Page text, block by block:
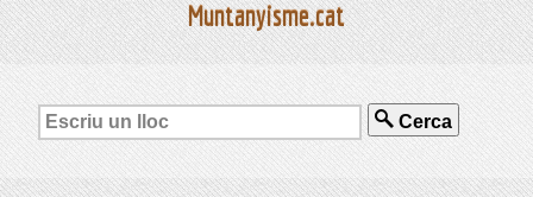
Muntanyisme.cat
Cerca